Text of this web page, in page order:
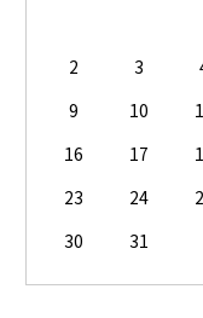
2
3
9
10
16
17
23
24
30
31